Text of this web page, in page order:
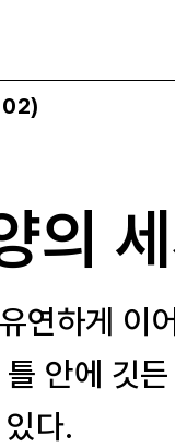
의 세
연하게 이
안에 깃
다.